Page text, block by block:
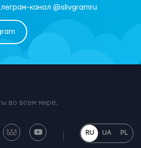
канал @slivgramru
во всем мире.
RU UA PL